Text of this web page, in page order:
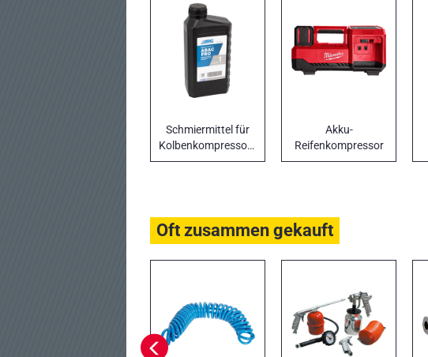
Schmiermittel für
Kolbenkompressoren
Akku-
Reifenkompressor
M18
Oft zusammen gekauft